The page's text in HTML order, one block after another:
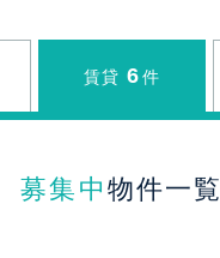
賃貸 6 件
募集中 物件一覧